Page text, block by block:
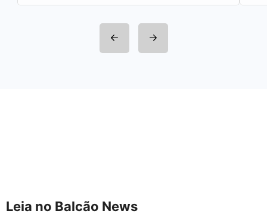
Leia no Balcão News